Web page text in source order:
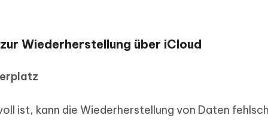
Wiederherstellung über iCloud
ist, kann die Wiederherstellung von Daten